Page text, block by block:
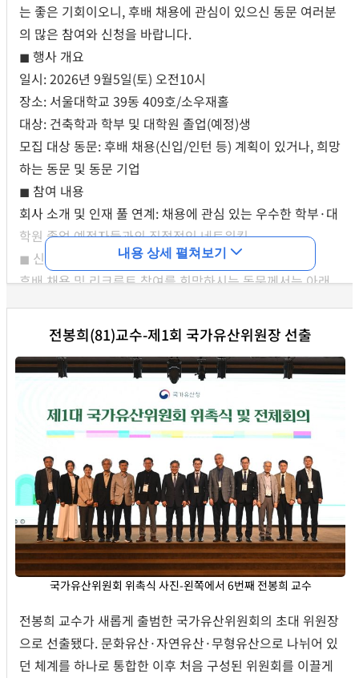
세계는 알 수 없는 세계로 빨려 들어가고 있다.컴퓨터라고 통
칭 되는 도구가 생산하는 새로운 곳이다
다 .그건 결국
지 않는다.목적지는 그 너머를 지향하고 있다
물리적 구조물로 구현된다는 점에서0과
않는다.새로운 세계를 맞는 건축의 모습은 어떤 것인가
건축은 탄생부터 지금까지 사회적 작업이었다
건물을 완성하는 경우는 없었다
보완을 지속적으로 요구해왔다.건축은 존재와 부재 ,철거와
존치 ,최선과 최악과 같은 이분법적0과1대비를 부인해 왔
다 .대안은 항상 그 사이의 어딘가에 있는 값이고 그것이 건축
의 본질이었다.
2026서울대학교 건축학과 건축전은 이0과1사이에 존재하
는 눈금을 찾는 작업을 선보인다.치열하게 숨은 질문을 찾아
내고 거기 맞는 우아한 대안을 지향하는 작업이다.
온라인전시-2026.7.15.개막
내용 상세 펼쳐보기
는 좋은 기회이오니, 후배 채용에 관심이 있으신 동문 여러분
의 많은 참여와 신청을 바랍니다.
◼ 행사 개요
일시: 2026년 9월5일(토) 오전10시
장소: 서울대학교 39동 409호/소우재홀
대상: 건축학과 학부 및 대학원 졸업(예정)생
모집 대상 동문: 후배 채용(신입/인턴 등) 계획이 있거나, 희망
하는 동문 및 동문 기업
◼ 참여 내용
회사 소개 및 인재 풀 연계: 채용에 관심 있는 우수한 학부·대
학원 졸업 예정자들과의 직접적인 네트워킹
◼ 신청 방법
후배 채용 및 리크루트 참여를 희망하시는 동문께서는 아래
당자 연락처]를 보내주시면 상세히 안내해 드리겠습니다.
동창회 연락처: dochii@snu.ac.kr/02-880-7050
전봉희(81)교수-제1회 국가유산위원장 선출
국가유산위원회 위촉식 사진-왼쪽에서 6번째 전봉희 교수
전봉희 교수가 새롭게 출범한 국가유산위원회의 초대 위원장
으로 선출됐다. 문화유산·자연유산·무형유산으로 나뉘어 있
던 체계를 하나로 통합한 이후 처음 구성된 위원회를 이끌게